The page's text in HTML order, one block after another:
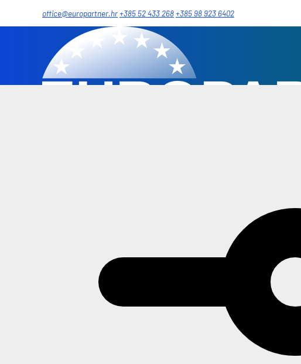
office@europartner.hr+385 52 433 268+385 98 923 6402